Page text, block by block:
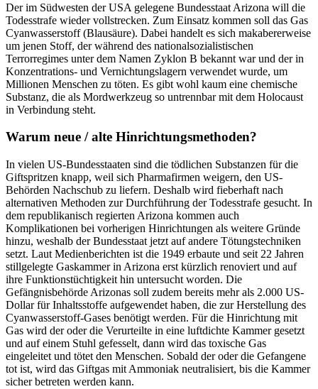
Der im Südwesten der USA gelegene Bundesstaat Arizona will die
Todesstrafe wieder vollstrecken. Zum Einsatz kommen soll das Gas
Cyanwasserstoff (Blausäure). Dabei handelt es sich makabererweise
um jenen Stoff, der während des nationalsozialistischen
Terrorregimes unter dem Namen Zyklon B bekannt war und der in
Konzentrations- und Vernichtungslagern verwendet wurde, um
Millionen Menschen zu töten. Es gibt wohl kaum eine chemische
Substanz, die als Mordwerkzeug so untrennbar mit dem Holocaust
in Verbindung steht.
Warum neue / alte Hinrichtungsmethoden?
In vielen US-Bundesstaaten sind die tödlichen Substanzen für die
Giftspritzen knapp, weil sich Pharmafirmen weigern, den US-
Behörden Nachschub zu liefern. Deshalb wird fieberhaft nach
alternativen Methoden zur Durchführung der Todesstrafe gesucht. In
dem republikanisch regierten Arizona kommen auch
Komplikationen bei vorherigen Hinrichtungen als weitere Gründe
hinzu, weshalb der Bundesstaat jetzt auf andere Tötungstechniken
setzt. Laut Medienberichten ist die 1949 erbaute und seit 22 Jahren
stillgelegte Gaskammer in Arizona erst kürzlich renoviert und auf
ihre Funktionstüchtigkeit hin untersucht worden. Die
Gefängnisbehörde Arizonas soll zudem bereits mehr als 2.000 US-
Dollar für Inhaltsstoffe aufgewendet haben, die zur Herstellung des
Cyanwasserstoff-Gases benötigt werden. Für die Hinrichtung mit
Gas wird der oder die Verurteilte in eine luftdichte Kammer gesetzt
und auf einem Stuhl gefesselt, dann wird das toxische Gas
eingeleitet und tötet den Menschen. Sobald der oder die Gefangene
tot ist, wird das Giftgas mit Ammoniak neutralisiert, bis die Kammer
sicher betreten werden kann.